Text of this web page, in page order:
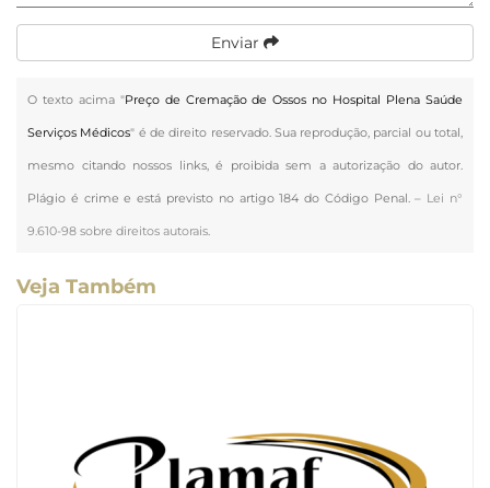
Enviar
O texto acima "Preço de Cremação de Ossos no Hospital Plena Saúde
Serviços Médicos" é de direito reservado. Sua reprodução, parcial ou total,
mesmo citando nossos links, é proibida sem a autorização do autor.
Plágio é crime e está previsto no artigo 184 do Código Penal. – Lei n°
9.610-98 sobre direitos autorais.
Veja Também